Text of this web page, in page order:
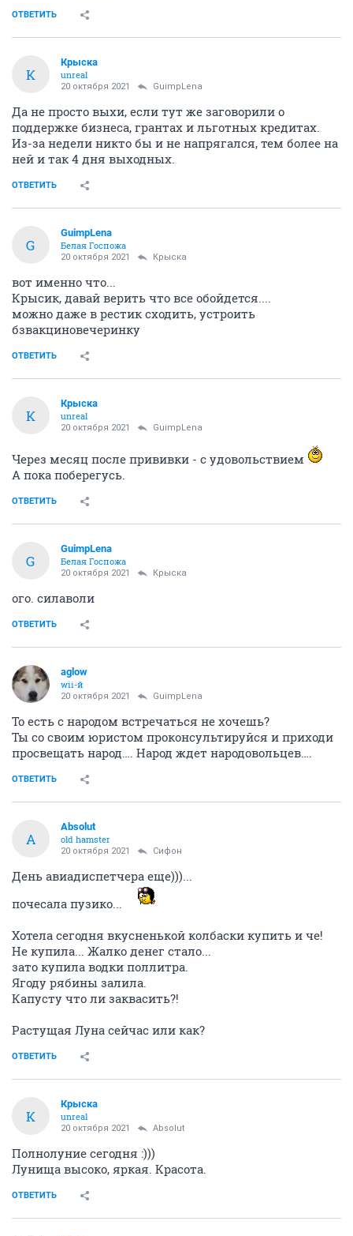
ОТВЕТИТЬ
К
Крыска
unreal
20 октября 2021 GuimpLena
Да не просто выхи, если тут же заговорили о
поддержке бизнеса, грантах и льготных кредитах.
Из-за недели никто бы и не напрягался, тем более на
ней и так 4 дня выходных.
ОТВЕТИТЬ
G
GuimpLena
Белая Госпожа
20 октября 2021 Крыска
вот именно что...
Крысик, давай верить что все обойдется....
можно даже в рестик сходить, устроить
бзвакциновечеринку
ОТВЕТИТЬ
К
Крыска
unreal
20 октября 2021 GuimpLena
Через месяц после прививки - с удовольствием
А пока поберегусь.
ОТВЕТИТЬ
G
GuimpLena
Белая Госпожа
20 октября 2021 Крыска
ого. силаволи
ОТВЕТИТЬ
aglow
wii-й
20 октября 2021 GuimpLena
То есть с народом встречаться не хочешь?
Ты со своим юристом проконсультируйся и приходи
просвещать народ…. Народ ждет народовольцев….
ОТВЕТИТЬ
A
Absolut
old hamster
20 октября 2021 Сифон
День авиадиспетчера еще)))...
почесала пузико...
Хотела сегодня вкусненькой колбаски купить и че!
Не купила... Жалко денег стало...
зато купила водки поллитра.
Ягоду рябины залила.
Капусту что ли заквасить?!
Растущая Луна сейчас или как?
ОТВЕТИТЬ
К
Крыска
unreal
20 октября 2021 Absolut
Полнолуние сегодня :)))
Лунища высоко, яркая. Красота.
ОТВЕТИТЬ